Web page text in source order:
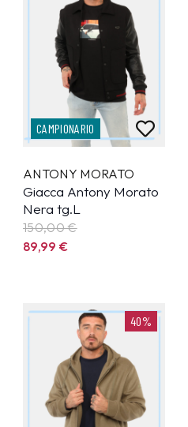
CAMPIONARIO
ANTONY MORATO
Giacca Antony Morato
Nera tg.L
150,00 €
89,99€
40%